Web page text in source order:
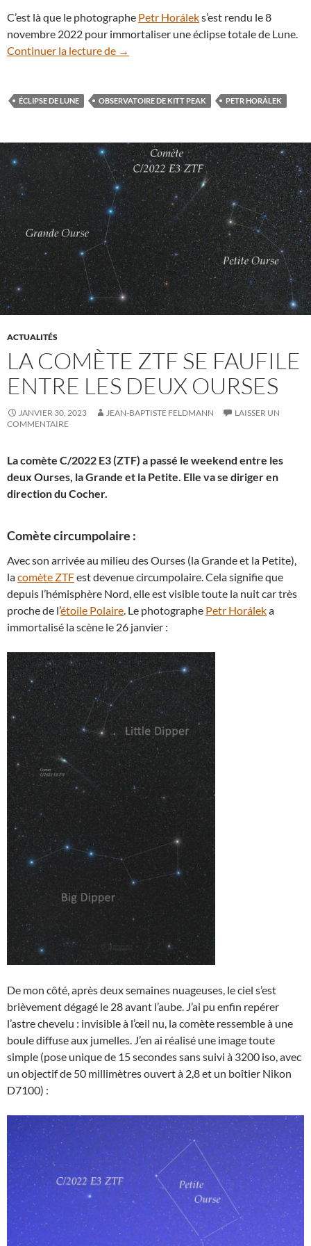
C’est là que le photographe Petr Horáleks’est rendu le 8
novembre 2022 pour immortaliser une éclipse totale de Lune.
Continuer la lecture de
Curieux spectacle nocturne à
→
ÉCLIPSE DE LUNE OBSERVATOIRE DE KITT PEAK PETR HORÁLEK
ACTUALITÉS
LA COMÈTE ZTF SE FAUFILE
ENTRE LES DEUX OURSES
JANVIER 30, 2023 JEAN-BAPTISTE FELDMANN
LAISSER UN
COMMENTAIRE
La comète C/2022 E3 (ZTF) a passé le weekend entre les
deux Ourses, la Grande et la Petite. Elle va se diriger en
direction du Cocher.
Comète circumpolaire :
Avec son arrivée au milieu des Ourses (la Grande et la Petite),
lacomète ZTFest devenue circumpolaire. Cela signifie que
depuis l’hémisphère Nord, elle est visible toute la nuit car très
proche de l’étoile Polaire . Le photographe Petr Horáleka
immortalisé la scène le 26 janvier :
De mon côté, après deux semaines nuageuses, le ciel s’est
brièvement dégagé le 28 avant l’aube. J’ai pu enfin repérer
l’astre chevelu : invisible à l’œil nu, la comète ressemble à une
boule diffuse aux jumelles. J’en ai réalisé une image toute
simple (pose unique de 15 secondes sans suivi à 3200 iso, avec
un objectif de 50 millimètres ouvert à 2,8 et un boîtier Nikon
D7100) :